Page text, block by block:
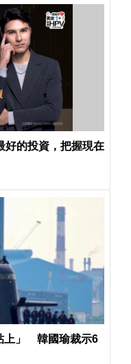
好的投資，把握現在
上」 韓國瑜裁示6